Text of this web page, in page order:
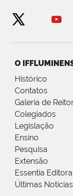
O
Histórico
Contatos
Galeria de
Colegiados
Legislação
Ensino
Pesquisa
Extensão
Essentia Editora
Últimas Notícias